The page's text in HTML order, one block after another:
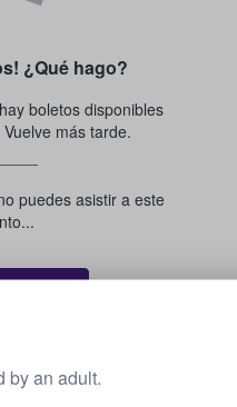
¿Qué hago?
boletos disponibles
más tarde.
puedes asistir a este
eventos
by an adult.